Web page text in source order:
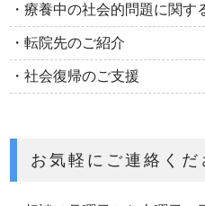
・療養中の社会的問題に関す
・転院先のご紹介
・社会復帰のご支援
お気軽にご連絡くだ